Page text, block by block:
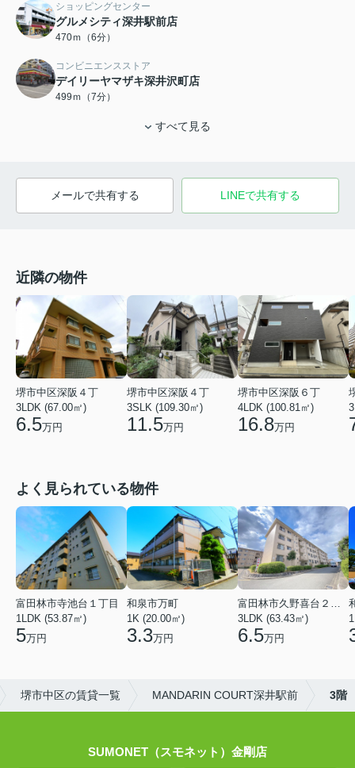
ショッピングセンター
グルメシティ深井駅前店
470ｍ（6分）
コンビニエンスストア
デイリーヤマザキ深井沢町店
499ｍ（7分）
すべて見る
メールで共有する LINEで共有する
近隣の物件
堺市中区深阪４丁
3LDK (67.00㎡)
6.5万円
堺市中区深阪４丁
3SLK (109.30㎡)
11.5万円
堺市中区深阪６丁
4LDK (100.81㎡)
16.8万円
よく見られている物件
富田林市寺池台１丁目
1LDK (53.87㎡)
5万円
和泉市万町
1K (20.00㎡)
3.3万円
富田林市久野喜台２丁目
3LDK (63.43㎡)
6.5万円
堺市中区の賃貸一覧 MANDARIN COURT深井駅前 3階
SUMONET（スモネット）金剛店